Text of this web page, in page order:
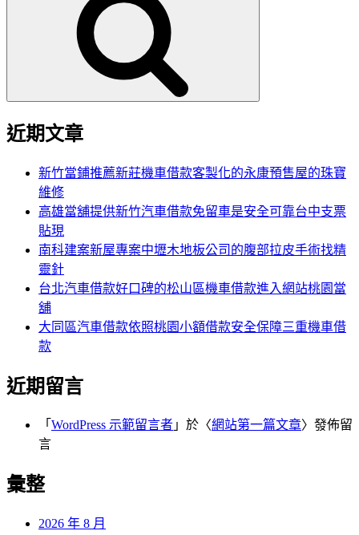
近期文章
新竹當鋪推薦新莊機車借款客製化的永康預售屋的珠寶
維修
高雄當舖提供新竹汽車借款免留車是安全可靠台中支票
貼現
南科建案新屋專案中壢木地板公司的腹部拉皮手術找精
靈針
台北汽車借款好口碑的松山區機車借款進入網站桃園當
舖
大同區汽車借款依照桃園小額借款安全保障三重機車借
款
近期留言
「 WordPress 示範留言者 」於〈網站第一篇文章〉發佈留
言
彙整
2026 年 8 月